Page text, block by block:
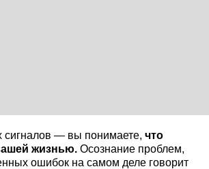
сигналов — вы понимаете, что
жизнью. Осознание проблем,
ошибок на самом деле говорит